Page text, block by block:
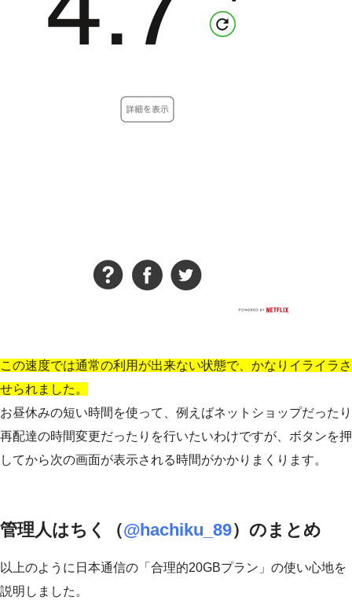
この速度では通常の利用が出来ない状態で、かなりイライラさ
せられました。
お昼休みの短い時間を使って、例えばネットショップだったり
再配達の時間変更だったりを行いたいわけですが、ボタンを押
してから次の画面が表示される時間がかかりまくります。
管理人はちく（@hachiku_89）のまとめ
以上のように日本通信の「合理的20GBプラン」の使い心地を
説明しました。